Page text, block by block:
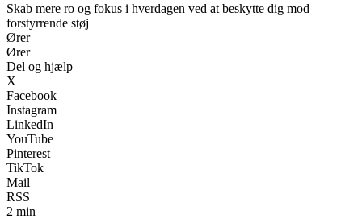
Skab mere ro og fokus i hverdagen ved at beskytte dig mod
forstyrrende støj
Ører
Ører
Del og hjælp
X
Facebook
Instagram
LinkedIn
YouTube
Pinterest
TikTok
Mail
RSS
2 min